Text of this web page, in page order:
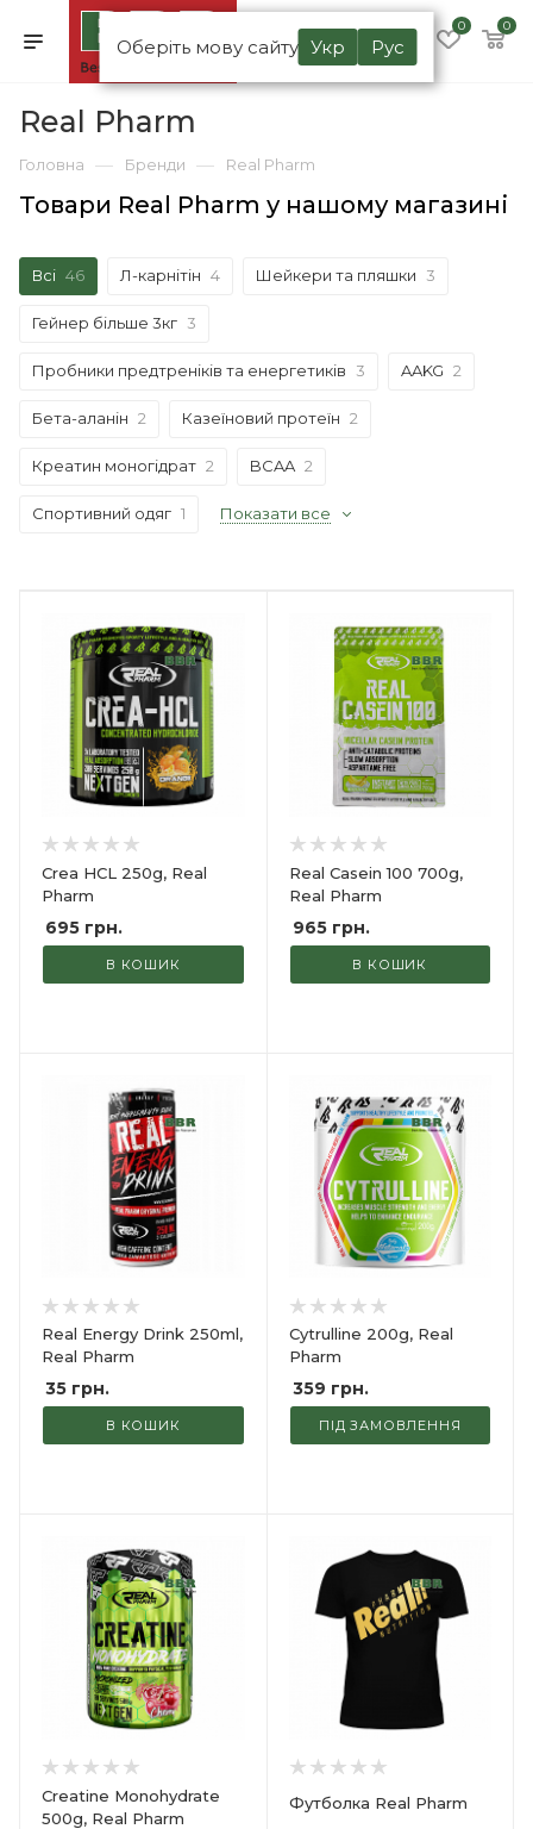
Оберіть мову сайту Укр Рус
0 0
Real Pharm
Головна — Бренди — Real Pharm
Товари Real Pharm у нашому магазині
Всі 46 Л-карнітін 4 Шейкери та пляшки 3
Гейнер більше 3кг 3
Пробники предтреніків та енергетиків 3 AAKG 2
Бета-аланін 2 Казеїновий протеїн 2
Креатин моногідрат 2 BCAA 2
Спортивний одяг 1 Показати все
Crea HCL 250g, Real
Pharm
695 грн.
В КОШИК
Real Casein 100 700g,
Real Pharm
965грн.
В КОШИК
Real Energy Drink 250ml,
Real Pharm
35 грн.
В КОШИК
Cytrulline 200g, Real
Pharm
359 грн.
ПІД ЗАМОВЛЕННЯ
Creatine Monohydrate
500g, Real Pharm
Футболка Real Pharm